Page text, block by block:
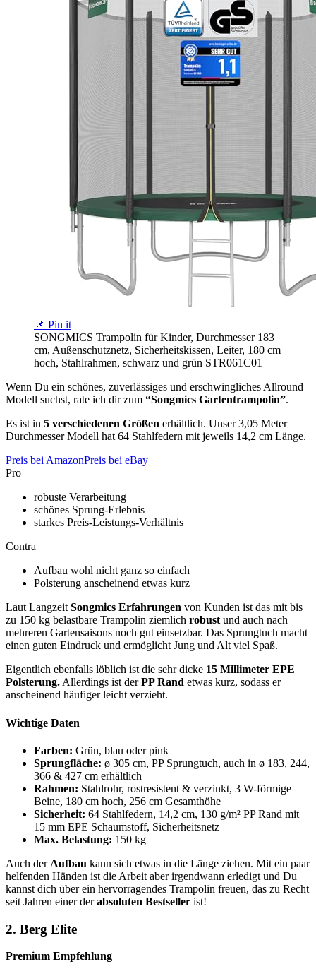
📌 Pin it
SONGMICS Trampolin für Kinder, Durchmesser 183
cm, Außenschutznetz, Sicherheitskissen, Leiter, 180 cm
hoch, Stahlrahmen, schwarz und grün STR061C01
Wenn Du ein schönes, zuverlässiges und erschwingliches Allround
Modell suchst, rate ich dir zum “Songmics Gartentrampolin”.
Es ist in 5 verschiedenen Größen erhältlich. Unser 3,05 Meter
Durchmesser Modell hat 64 Stahlfedern mit jeweils 14,2 cm Länge.
Preis bei AmazonPreis bei eBay
Pro
robuste Verarbeitung
schönes Sprung-Erlebnis
starkes Preis-Leistungs-Verhältnis
Contra
Aufbau wohl nicht ganz so einfach
Polsterung anscheinend etwas kurz
Laut Langzeit Songmics Erfahrungen von Kunden ist das mit bis
zu 150 kg belastbare Trampolin ziemlich robust und auch nach
mehreren Gartensaisons noch gut einsetzbar. Das Sprungtuch macht
einen guten Eindruck und ermöglicht Jung und Alt viel Spaß.
Eigentlich ebenfalls löblich ist die sehr dicke 15 Millimeter EPE
Polsterung. Allerdings ist derPP Rand etwas kurz, sodass er
anscheinend häufiger leicht verzieht.
Wichtige Daten
Farben: Grün, blau oder pink
Sprungfläche: ø 305 cm, PP Sprungtuch, auch in ø 183, 244,
366 & 427 cm erhältlich
Rahmen: Stahlrohr, rostresistent & verzinkt, 3 W-förmige
Beine, 180 cm hoch, 256 cm Gesamthöhe
Sicherheit: 64 Stahlfedern, 14,2 cm, 130 g/m² PP Rand mit
15 mm EPE Schaumstoff, Sicherheitsnetz
Max. Belastung: 150 kg
Auch der Aufbau kann sich etwas in die Länge ziehen. Mit ein paar
helfenden Händen ist die Arbeit aber irgendwann erledigt und Du
kannst dich über ein hervorragendes Trampolin freuen, das zu Recht
seit Jahren einer derabsoluten Bestseller ist!
2. Berg Elite
Premium Empfehlung